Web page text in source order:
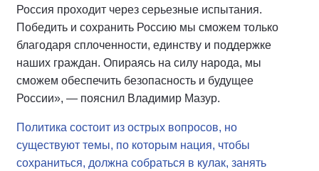
Россия проходит через серьезные испытания.
Победить и сохранить Россию мы сможем только
благодаря сплоченности, единству и поддержке
наших граждан. Опираясь на силу народа, мы
сможем обеспечить безопасность и будущее
России», — пояснил Владимир Мазур.
Политика состоит из острых вопросов, но
существуют темы, по которым нация, чтобы
сохраниться, должна собраться в кулак, занять